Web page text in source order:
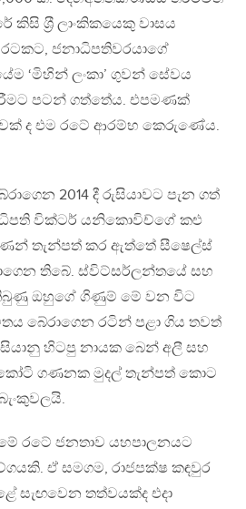
කිසි ශ‍්‍රී ලාංකිකයෙකු වාසය
ජනාධිපතිවරයාගේ
‘මිහින් ලංකා’ ගුවන් සේවය
පටන් ගත්තේය. එපමණක්
ද එම රටේ ආරම්භ කෙරුණේය.
2014 දී රුසියාවට පැන ගත්
වික්ටර් යනිකොවිච්ගේ කළු
තැන්පත් කර ඇත්තේ සීෂෙල්ස්
තිබේ. ස්විට්සර්ලන්තයේ සහ
ඔහුගේ ගිණුම් මේ වන විට
බේරාගෙන රටින් පළා ගිය තවත්
හිටපු නායක බෙන් අලී සහ
ගණනක මුදල් තැන්පත් කොට
මේ රටේ ජනතාව යහපාලනයට
ඒ සමගම, රාජපක්ෂ කඳවුර
සැඟවෙන තත්වයක්ද එදා